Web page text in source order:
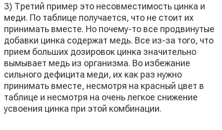
3) Третий пример это несовместимость цинка и
меди. По таблице получается, что не стоит их
принимать вместе. Но почему-то все продвинутые
добавки цинка содержат медь. Все из-за того, что
прием больших дозировок цинка значительно
вымывает медь из организма. Во избежание
сильного дефицита меди, их как раз нужно
принимать вместе, несмотря на красный цвет в
таблице и несмотря на очень легкое снижение
усвоения цинка при этой комбинации.